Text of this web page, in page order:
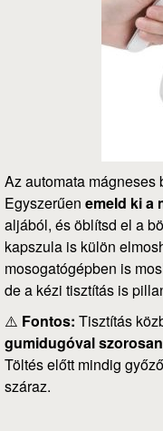
Az automata mágneses
Egyszerűen emeld ki a
aljából, és öblítsd el a
kapszula is külön
mosogatógépben is
de a kézi tisztítás is
⚠️ Fontos: Tisztítás
gumidugóval
Töltés előtt mindig
száraz.